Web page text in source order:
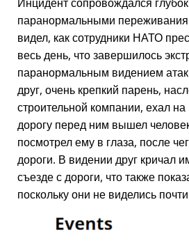
паранормальными
видел, как сотрудники НАТО
весь день, что завершилось
паранормальным видением
друг, очень крепкий парень,
строительной компании, ехал
дорогу перед ним вышел
посмотрел ему в глаза, после
дороги. В видении друг кричал
съезде с дороги, что также
поскольку они не виделись